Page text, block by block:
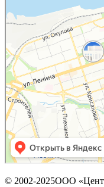
© 2002-2025ООО